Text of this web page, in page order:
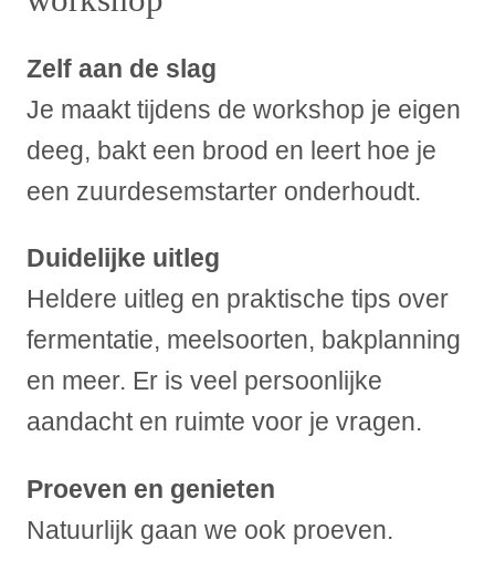
Zelf aan de slag
Je maakt tijdens de workshop je eigen
deeg, bakt een brood en leert hoe je
een zuurdesemstarter onderhoudt.
Duidelijke uitleg
Heldere uitleg en praktische tips over
fermentatie, meelsoorten, bakplanning
en meer. Er is veel persoonlijke
aandacht en ruimte voor je vragen.
Proeven en genieten
Natuurlijk gaan we ook proeven.